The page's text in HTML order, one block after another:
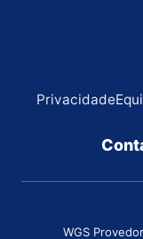
Privacidade
WGS